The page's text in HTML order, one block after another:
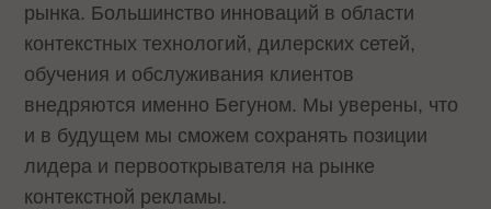
рынка. Большинство инноваций в области
контекстных технологий, дилерских сетей,
обучения и обслуживания клиентов
внедряются именно Бегуном. Мы уверены, что
и в будущем мы сможем сохранять позиции
лидера и первооткрывателя на рынке
контекстной рекламы.